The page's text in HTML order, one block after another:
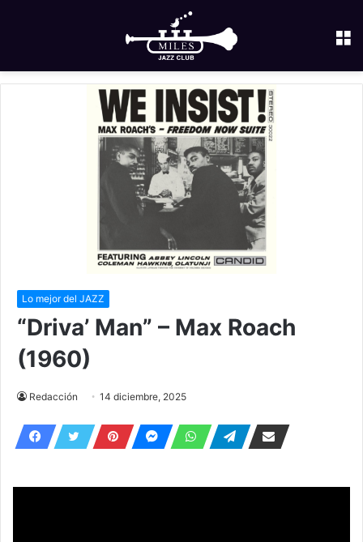
Lo mejor del JAZZ
“Driva’ Man” – Max Roach
(1960)
Redacción 14 diciembre, 2025